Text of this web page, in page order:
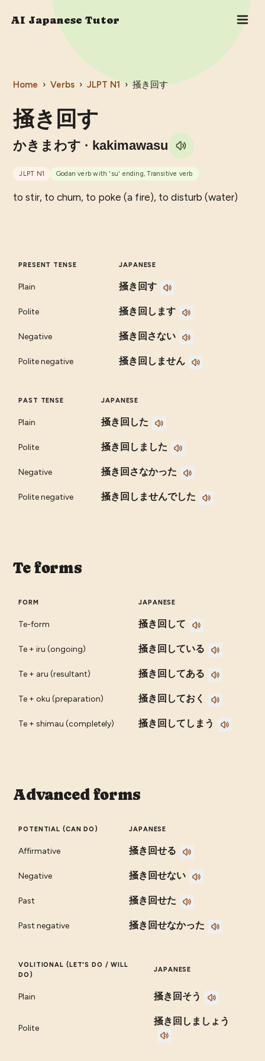
AI Japanese Tutor
Home › Verbs › JLPT N1 › 掻き回す
掻き回す
かきまわす · kakimawasu
JLPT N1 Godan verb with 'su' ending, Transitive verb
to stir, to churn, to poke (a fire), to disturb (water)
PRESENT TENSE JAPANESE
Plain 掻き回す
Polite 掻き回します
Negative 掻き回さない
Polite negative 掻き回しません
PAST TENSE JAPANESE
Plain 掻き回した
Polite 掻き回しました
Negative 掻き回さなかった
Polite negative 掻き回しませんでした
Te forms
FORM JAPANESE
Te-form 掻き回して
Te + iru (ongoing) 掻き回している
Te + aru (resultant) 掻き回してある
Te + oku (preparation) 掻き回しておく
Te + shimau (completely) 掻き回してしまう
Advanced forms
POTENTIAL (CAN DO) JAPANESE
Affirmative 掻き回せる
Negative 掻き回せない
Past 掻き回せた
Past negative 掻き回せなかった
VOLITIONAL (LET'S DO / WILL
DO)
JAPANESE
Plain 掻き回そう
Polite
掻き回しましょう